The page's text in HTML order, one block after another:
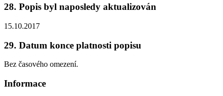
28. Popis byl naposledy aktualizován
15.10.2017
29. Datum konce platnosti popisu
Bez časového omezení.
Informace